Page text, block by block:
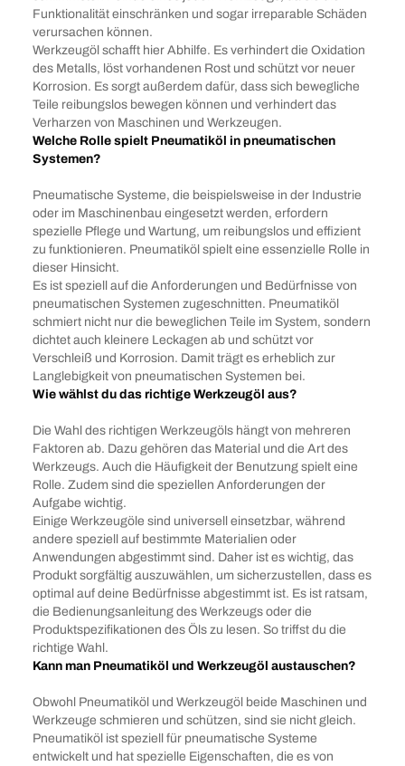
Funktionalität einschränken und sogar irreparable Schäden
verursachen können.
Werkzeugöl schafft hier Abhilfe. Es verhindert die Oxidation
des Metalls, löst vorhandenen Rost und schützt vor neuer
Korrosion. Es sorgt außerdem dafür, dass sich bewegliche
Teile reibungslos bewegen können und verhindert das
Verharzen von Maschinen und Werkzeugen.
Welche Rolle spielt Pneumatiköl in pneumatischen
Systemen?
Pneumatische Systeme, die beispielsweise in der Industrie
oder im Maschinenbau eingesetzt werden, erfordern
spezielle Pflege und Wartung, um reibungslos und effizient
zu funktionieren. Pneumatiköl spielt eine essenzielle Rolle in
dieser Hinsicht.
Es ist speziell auf die Anforderungen und Bedürfnisse von
pneumatischen Systemen zugeschnitten. Pneumatiköl
schmiert nicht nur die beweglichen Teile im System, sondern
dichtet auch kleinere Leckagen ab und schützt vor
Verschleiß und Korrosion. Damit trägt es erheblich zur
Langlebigkeit von pneumatischen Systemen bei.
Wie wählst du das richtige Werkzeugöl aus?
Die Wahl des richtigen Werkzeugöls hängt von mehreren
Faktoren ab. Dazu gehören das Material und die Art des
Werkzeugs. Auch die Häufigkeit der Benutzung spielt eine
Rolle. Zudem sind die speziellen Anforderungen der
Aufgabe wichtig.
Einige Werkzeugöle sind universell einsetzbar, während
andere speziell auf bestimmte Materialien oder
Anwendungen abgestimmt sind. Daher ist es wichtig, das
Produkt sorgfältig auszuwählen, um sicherzustellen, dass es
optimal auf deine Bedürfnisse abgestimmt ist. Es ist ratsam,
die Bedienungsanleitung des Werkzeugs oder die
Produktspezifikationen des Öls zu lesen. So triffst du die
richtige Wahl.
Kann man Pneumatiköl und Werkzeugöl austauschen?
Obwohl Pneumatiköl und Werkzeugöl beide Maschinen und
Werkzeuge schmieren und schützen, sind sie nicht gleich.
Pneumatiköl ist speziell für pneumatische Systeme
entwickelt und hat spezielle Eigenschaften, die es von